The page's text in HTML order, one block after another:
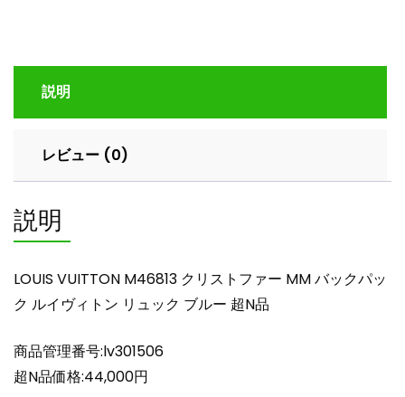
ァ
MM
ク
ッ
ク
イ
ヴ
ト
ン
説明
レビュー (0)
説明
LOUIS VUITTON M46813 クリストファー MM バックパッ
ク ルイヴィトン リュック ブルー 超N品
商品管理番号:lv301506
超N品価格:44,000円